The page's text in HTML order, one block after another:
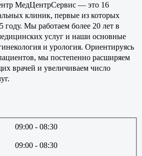
МедЦентрСервис — это 16
клиник, первые из которых
году. Мы работаем более 20 лет в
услуг и наши основные
и урология. Ориентируясь
мы постепенно расширяем
врачей и увеличиваем число
09:00 - 08:30
09:00 - 08:30